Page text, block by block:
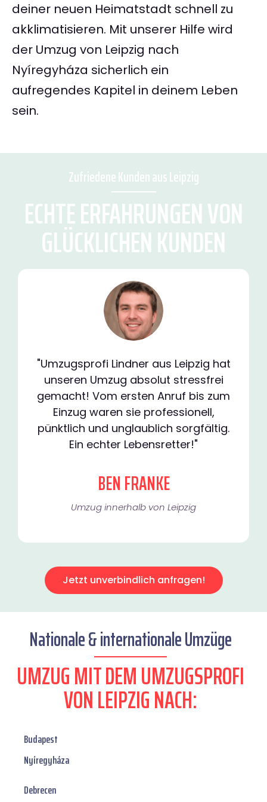
deiner neuen Heimatstadt schnell zu
akklimatisieren. Mit unserer Hilfe wird
der Umzug von Leipzig nach
Nyíregyháza sicherlich ein
aufregendes Kapitel in deinem Leben
sein.
Zufriedene Kunden aus Leipzig
ECHTE ERFAHRUNGEN VON
GLÜCKLICHEN KUNDEN
"Umzugsprofi Lindner aus Leipzig hat
unseren Umzug absolut stressfrei
gemacht! Vom ersten Anruf bis zum
Einzug waren sie professionell,
pünktlich und unglaublich sorgfältig.
Ein echter Lebensretter!"
BEN FRANKE
Umzug innerhalb von Leipzig​
Jetzt unverbindlich anfragen!
Nationale & internationale Umzüge
UMZUG MIT DEM UMZUGSPROFI
VON LEIPZIG NACH:
Budapest
Nyíregyháza
Debrecen